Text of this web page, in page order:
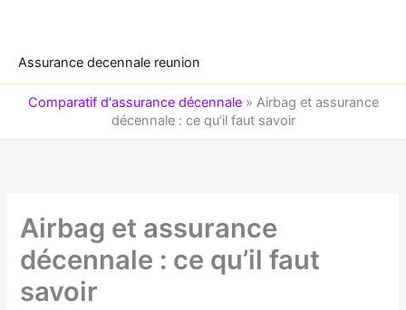
Assurance decennale reunion
Comparatif d'assurance décennale» Airbag et assurance
décennale : ce qu’il faut savoir
Airbag et assurance
décennale : ce qu’il faut
savoir